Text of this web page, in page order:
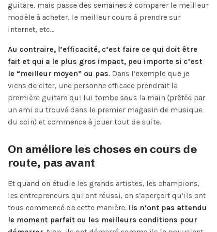
guitare, mais passe des semaines à comparer le meilleur
modèle à acheter, le meilleur cours à prendre sur
internet, etc…
Au contraire, l’efficacité, c’est faire ce qui doit être
fait et qui a le plus gros impact, peu importe si c’est
le “meilleur moyen” ou pas. Dans l’exemple que je
viens de citer, une personne efficace prendrait la
première guitare qui lui tombe sous la main (prêtée par
un ami ou trouvé dans le premier magasin de musique
du coin) et commence à jouer tout de suite.
On améliore les choses en cours de
route, pas avant
Et quand on étudie les grands artistes, les champions,
les entrepreneurs qui ont réussi, on s’aperçoit qu’ils ont
tous commencé de cette manière. Ils n’ont pas attendu
le moment parfait ou les meilleurs conditions pour